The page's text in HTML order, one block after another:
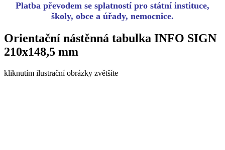
Platba převodem se splatností pro státní instituce,
školy, obce a úřady, nemocnice.
Orientační nástěnná tabulka INFO SIGN
210x148,5 mm
kliknutím ilustrační obrázky zvětšíte